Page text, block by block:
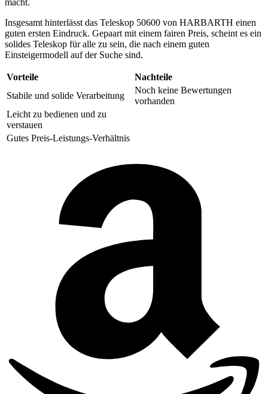
Insgesamt hinterlässt das Teleskop 50600 von HARBARTH einen
guten ersten Eindruck. Gepaart mit einem fairen Preis, scheint es ein
solides Teleskop für alle zu sein, die nach einem guten
Einsteigermodell auf der Suche sind.
Vorteile
Nachteile
Stabile und solide Verarbeitung
Noch keine Bewertungen
vorhanden
Leicht zu bedienen und zu
verstauen
Gutes Preis-Leistungs-Verhältnis